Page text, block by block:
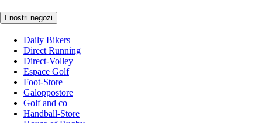
I nostri negozi
Daily Bikers
Direct Running
Direct-Volley
Espace Golf
Foot-Store
Galoppostore
Golf and co
Handball-Store